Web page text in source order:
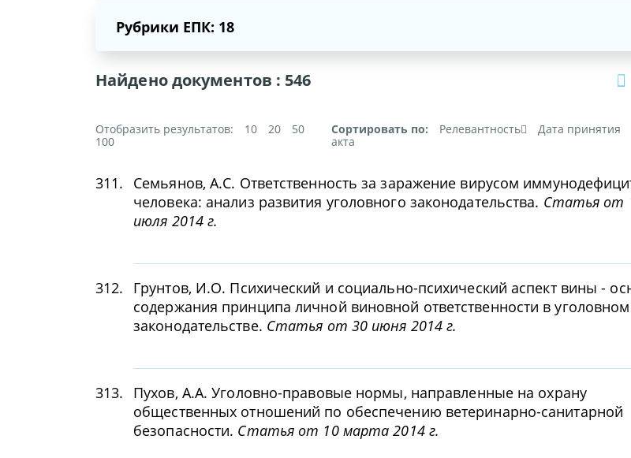
Рубрики ЕПК: 18
Найдено документов : 546
Отобразить результатов: 10 20
50
100
Сортировать по: Релевантность Дата принятия
акта
311.
Семьянов, А.С. Ответственность за заражение вирусом
человека: анализ развития уголовного законодательства. Статья от
июля 2014 г.
312.
Грунтов, И.О. Психический и социально-психический аспект вины -
содержания принципа личной виновной ответственности в уголовном
законодательстве. Статья от 30 июня 2014 г.
313.
Пухов, А.А. Уголовно-правовые нормы, направленные на охрану
общественных отношений по обеспечению ветеринарно-санитарной
безопасности. Статья от 10 марта 2014 г.
Базовая
20,03